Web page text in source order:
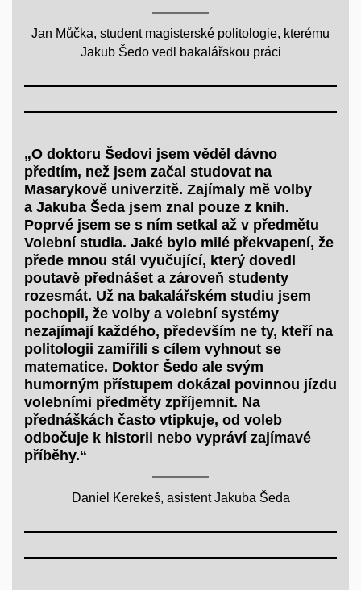
Jan Můčka, student magisterské politologie, kterému
Jakub Šedo vedl bakalářskou práci
„O doktoru Šedovi jsem věděl dávno
předtím, než jsem začal studovat na
Masarykově univerzitě. Zajímaly mě volby
a Jakuba Šeda jsem znal pouze z knih.
Poprvé jsem se s ním setkal až v předmětu
Volební studia. Jaké bylo milé překvapení, že
přede mnou stál vyučující, který dovedl
poutavě přednášet a zároveň studenty
rozesmát. Už na bakalářském studiu jsem
pochopil, že volby a volební systémy
nezajímají každého, především ne ty, kteří na
politologii zamířili s cílem vyhnout se
matematice. Doktor Šedo ale svým
humorným přístupem dokázal povinnou jízdu
volebními předměty zpříjemnit. Na
přednáškách často vtipkuje, od voleb
odbočuje k historii nebo vypráví zajímavé
příběhy.“
Daniel Kerekeš, asistent Jakuba Šeda